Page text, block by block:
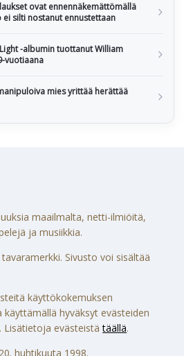
ovat ennennäkemättömällä
ei silti nostanut ennustettaan
-albumin tuottanut William
vuotiaana
mies yrittää herättää
maailmalta, netti-ilmiöitä,
ja musiikkia.
Sivusto voi sisältää
käyttökokemuksen
käyttämällä hyväksyt evästeiden
Lisätietoja evästeistätäällä.
huhtikuuta 1998.